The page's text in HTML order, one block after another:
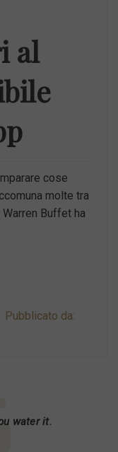
al
cose
molte tra
Buffet ha
Pubblicato da:
water it.